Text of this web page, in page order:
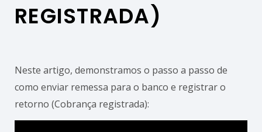
REGISTRADA)
Neste artigo, demonstramos o passo a passo de
como enviar remessa para o banco e registrar o
retorno (Cobrança registrada):